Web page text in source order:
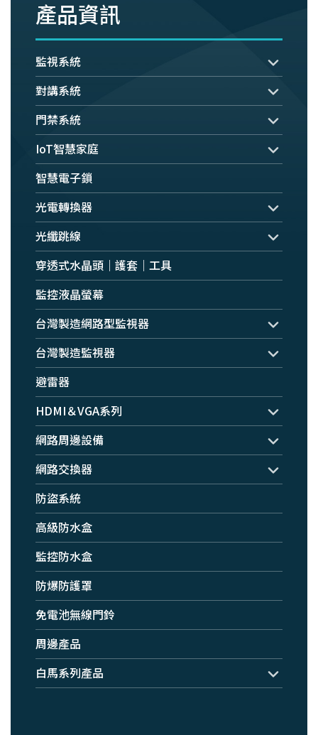
產品資訊
監視系統
對講系統
門禁系統
IoT智慧家庭
智慧電子鎖
光電轉換器
光纖跳線
穿透式水晶頭｜護套｜工具
監控液晶螢幕
台灣製造網路型監視器
台灣製造監視器
避雷器
HDMI＆VGA系列
網路周邊設備
網路交換器
防盜系統
高級防水盒
監控防水盒
防爆防護罩
免電池無線門鈴
周邊產品
白馬系列產品